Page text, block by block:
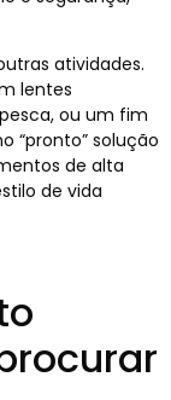
atividades.
lentes
ou um fim
“pronto” solução
de alta
de vida